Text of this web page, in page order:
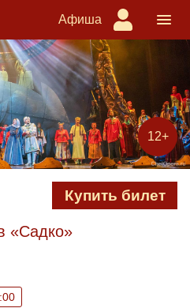
Афиша
12+
Купить билет
«Садко»